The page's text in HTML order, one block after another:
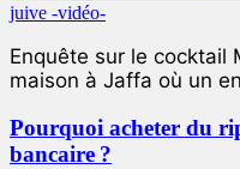
Enquête sur le cocktail
maison à Jaffa où un
Pourquoi acheter du
bancaire ?